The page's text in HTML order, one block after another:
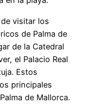
visitar los
de Palma de
de la Catedral
el Palacio Real
Estos
principales
de Mallorca.